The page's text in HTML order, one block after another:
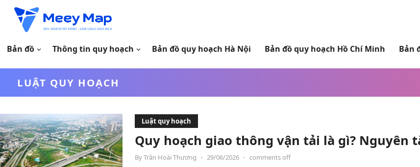
Bản đồ Thông tin quy hoạch Bản đồ quy hoạch Hà Nội Bản đồ quy hoạch Hồ Chí Minh Bản
LUẬT QUY HOẠCH
Luật quy hoạch
Quy hoạch giao thông vận tải là gì? Nguyên
ByTrần Hoài Thương • 29/06/2026 • comments off